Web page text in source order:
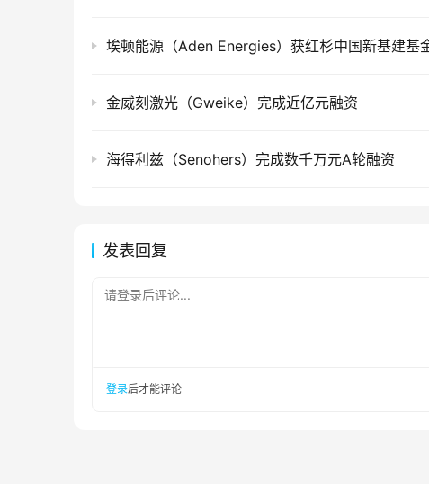
金威刻激光（Gweike）完成近亿元融资
海得利兹（Senohers）完成数千万元A轮融资
发表回复
请登录后评论...
登录后才能评论